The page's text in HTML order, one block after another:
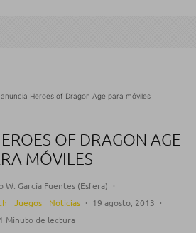
anuncia Heroes of Dragon Age para móviles
OF DRAGON AGE
MÓVILES
W. García Fuentes (Esfera) ·
Juegos Noticias · 19 agosto, 2013 ·
1 Minuto de lectura